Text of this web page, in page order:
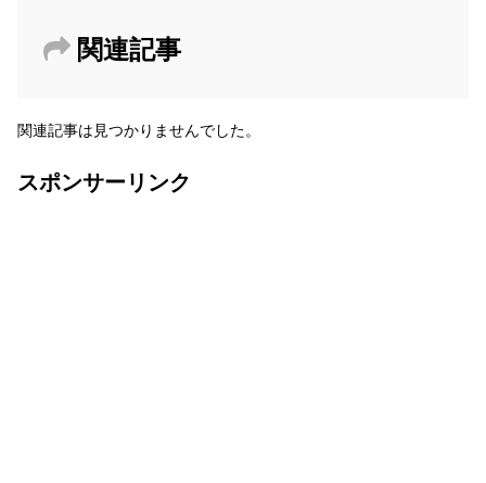
関連記事
関連記事は見つかりませんでした。
スポンサーリンク